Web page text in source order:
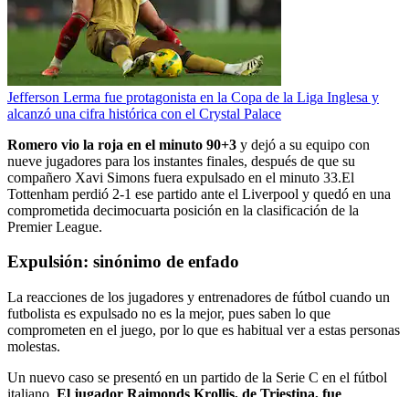
Jefferson Lerma fue protagonista en la Copa de la Liga Inglesa y
alcanzó una cifra histórica con el Crystal Palace
Romero vio la roja en el minuto 90+3 y dejó a su equipo con
nueve jugadores para los instantes finales, después de que su
compañero Xavi Simons fuera expulsado en el minuto 33.El
Tottenham perdió 2-1 ese partido ante el Liverpool y quedó en una
comprometida decimocuarta posición en la clasificación de la
Premier League.
Expulsión: sinónimo de enfado
La reacciones de los jugadores y entrenadores de fútbol cuando un
futbolista es expulsado no es la mejor, pues saben lo que
comprometen en el juego, por lo que es habitual ver a estas personas
molestas.
Un nuevo caso se presentó en un partido de la Serie C en el fútbol